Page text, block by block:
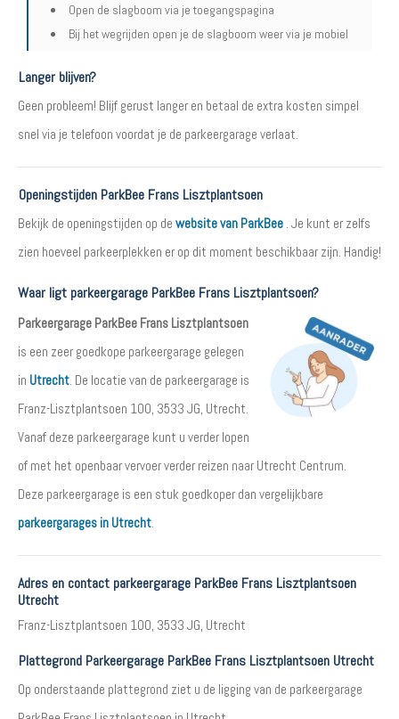
Open de slagboom via je toegangspagina
Bij het wegrijden open je de slagboom weer via je mobiel
Langer blijven?
Geen probleem! Blijf gerust langer en betaal de extra kosten simpel
snel via je telefoon voordat je de parkeergarage verlaat.
Openingstijden ParkBee Frans Lisztplantsoen
Bekijk de openingstijden op de website van ParkBee . Je kunt er zelfs
zien hoeveel parkeerplekken er op dit moment beschikbaar zijn. Handig!
Waar ligt parkeergarage ParkBee Frans Lisztplantsoen?
Parkeergarage ParkBee Frans Lisztplantsoen
is een zeer goedkope parkeergarage gelegen
in Utrecht. De locatie van de parkeergarage is
Franz-Lisztplantsoen 100, 3533 JG, Utrecht.
Vanaf deze parkeergarage kunt u verder lopen
of met het openbaar vervoer verder reizen naar Utrecht Centrum.
Deze parkeergarage is een stuk goedkoper dan vergelijkbare
parkeergarages in Utrecht.
Adres en contact parkeergarage ParkBee Frans Lisztplantsoen
Utrecht
Franz-Lisztplantsoen 100, 3533 JG, Utrecht
Plattegrond Parkeergarage ParkBee Frans Lisztplantsoen Utrecht
Op onderstaande plattegrond ziet u de ligging van de parkeergarage